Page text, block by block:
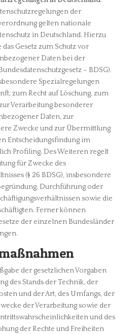
der
gelten nationale
in Deutschland. Hierzu
Gesetz zum Schutz vor
Daten bei der
– BDSG).
Spezialregelungen
zum Recht auf Löschung, zum
Verarbeitung besonderer
Daten, zur
Zwecke und zur Übermittlung
Entscheidungsfindung im
Profiling. Des Weiteren regelt
für Zwecke des
(§ 26 BDSG), insbesondere
Durchführung oder
sowie die
Ferner können
der einzelnen Bundesländer
der gesetzlichen Vorgaben
des Stands der Technik, der
und der Art, des Umfangs, der
der Verarbeitung sowie der
und des
der Rechte und Freiheiten